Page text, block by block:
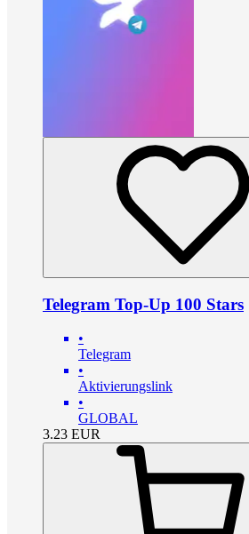
Telegram Top-Up 100 Stars
•
Telegram
•
Aktivierungslink
•
GLOBAL
3.23 EUR